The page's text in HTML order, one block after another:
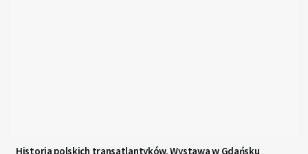
Historia polskich transatlantyków. Wystawa w Gdańsku